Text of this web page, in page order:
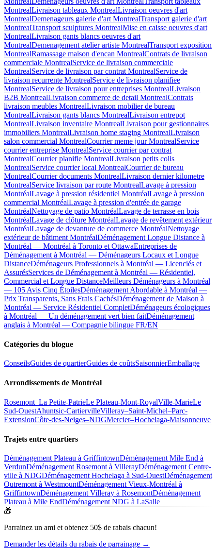
MontrealLivraison tableaux MontrealLivraison oeuvres d'art
MontrealDemenageurs galerie d'art MontrealTransport galerie d'art
MontrealTransport sculptures MontrealMise en caisse oeuvres d'art
MontrealLivraison gants blancs oeuvres d'art
MontrealDemenagement atelier artiste MontrealTransport exposition
MontrealRamassage maison d'encan MontrealContrats de livraison
commerciale MontrealService de livraison commerciale
MontrealService de livraison par contrat MontrealService de
livraison recurrente MontrealService de livraison planifiee
MontrealService de livraison pour entreprises MontrealLivraison
B2B MontrealLivraison commerce de detail MontrealContrats
livraison meubles MontrealLivraison mobilier de bureau
MontrealLivraison gants blancs MontrealLivraison entrepot
MontrealLivraison inventaire MontrealLivraison pour gestionnaires
immobiliers MontrealLivraison home staging MontrealLivraison
salon commercial MontrealCourrier meme jour MontrealService
courrier entreprise MontrealService courrier par contrat
MontrealCourrier planifie MontrealLivraison petits colis
MontrealService courrier local MontrealCourrier de bureau
MontrealCourrier documents MontrealLivraison dernier kilometre
MontrealService livraison par route MontrealLavage à pression
MontréalLavage à pression résidentiel MontréalLavage à pression
commercial MontréalLavage à pression d'entrée de garage
MontréalNettoyage de patio MontréalLavage de terrasse en bois
MontréalLavage de clôture MontréalLavage de revêtement extérieur
MontréalLavage de devanture de commerce MontréalNettoyage
extérieur de bâtiment MontréalDéménagement Longue Distance à
Montréal — Montréal à Toronto et OttawaEntreprises de
Déménagement à Montréal — Déménageurs Locaux et Longue
DistanceDéménageurs Professionnels à Montréal — Licenciés et
AssurésServices de Déménagement à Montréal — Résidentiel,
Commercial et Longue DistanceMeilleurs Déménageurs à Montréal
— 105 Avis Cinq ÉtoilesDéménagement Abordable à Montréal —
Prix Transparents, Sans Frais CachésDéménagement de Maison à
Montréal — Service Résidentiel CompletDéménageurs écologiques
à Montréal — Un déménagement vert bien faitDéménagement
anglais à Montréal — Compagnie bilingue FR/EN
Catégories du blogue
ConseilsGuides de quartierGuides de coûtsSaisonnierEmballage
Arrondissements de Montréal
Rosemont–La Petite-PatrieLe Plateau-Mont-RoyalVille-MarieLe
Sud-OuestAhuntsic-CartiervilleVilleray–Saint-Michel–Parc-
ExtensionCôte-des-Neiges–NDGMercier–Hochelaga-Maisonneuve
Trajets entre quartiers
Déménagement Plateau à GriffintownDéménagement Mile End à
VerdunDéménagement Rosemont à VillerayDéménagement Centre-
ville à NDGDéménagement Hochelaga à Sud-OuestDéménagement
Outremont à WestmountDéménagement Vieux-Montréal à
GriffintownDéménagement Villeray à RosemontDéménagement
Plateau à Mile EndDéménagement NDG à LaSalle
🎁
Parrainez un ami et obtenez 50$ de rabais chacun!
Demander les détails du rabais de parrainage →